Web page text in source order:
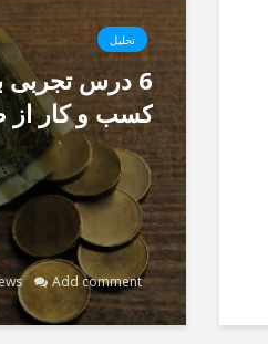
تحلیل
6 درس تجربی
کسب و کار از
Add comment